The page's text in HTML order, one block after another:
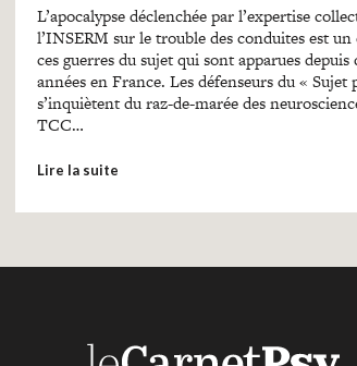
L’apocalypse déclenchée par l’expertise
l’INSERM sur le trouble des conduites est un
ces guerres du sujet qui sont apparues depuis
années en France. Les défenseurs du « Sujet
s’inquiètent du raz-de-marée des
TCC…
Lire la suite